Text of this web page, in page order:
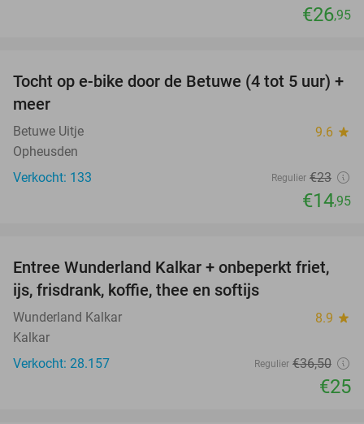
€26,95
35%
Tocht op e-bike door de Betuwe (4 tot 5 uur) +
meer
Betuwe Uitje 9.6 star
Opheusden
Verkocht: 133
Regulier €23
€14,95
32%
Entree Wunderland Kalkar + onbeperkt friet,
ijs, frisdrank, koffie, thee en softijs
Wunderland Kalkar 8.9 star
Kalkar
Verkocht: 28.157
Regulier €36,50
€25